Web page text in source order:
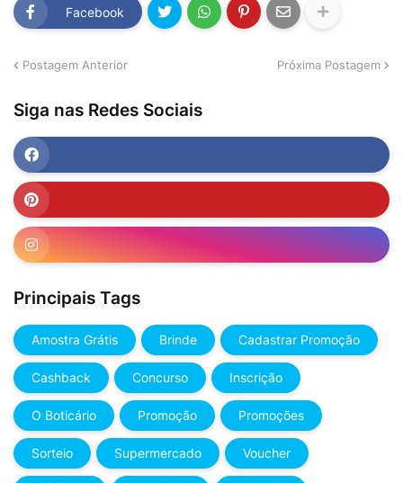
Facebook
Postagem Anterior Próxima Postagem
Siga nas Redes Sociais
Principais Tags
Amostra Grátis Brinde Cadastrar Promoção
Cashback Concurso Inscrição
O Boticário Promoção Promoções
Sorteio Supermercado Voucher